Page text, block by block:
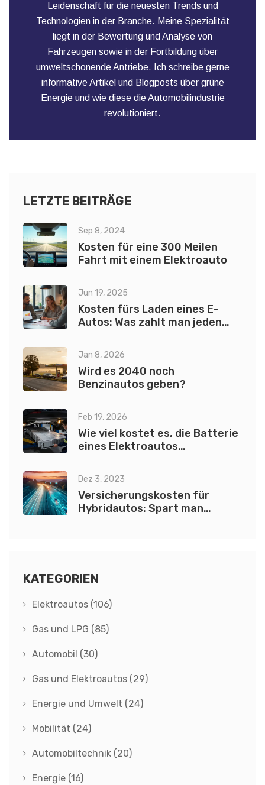
Leidenschaft für die neuesten Trends und
Technologien in der Branche. Meine Spezialität
liegt in der Bewertung und Analyse von
Fahrzeugen sowie in der Fortbildung über
umweltschonende Antriebe. Ich schreibe gerne
informative Artikel und Blogposts über grüne
Energie und wie diese die Automobilindustrie
revolutioniert.
LETZTE BEITRÄGE
Sep 8, 2024
Kosten für eine 300 Meilen
Fahrt mit einem Elektroauto
Jun 19, 2025
Kosten fürs Laden eines E-
Autos: Was zahlt man jeden
Jan 8, 2026
Wird es 2040 noch
Benzinautos geben?
Feb 19, 2026
Wie viel kostet es, die Batterie
eines Elektroautos
Dez 3, 2023
Versicherungskosten für
Hybridautos: Spart man
KATEGORIEN
Elektroautos (106)
Gas und LPG (85)
Automobil (30)
Gas und Elektroautos (29)
Energie und Umwelt (24)
Mobilität (24)
Automobiltechnik (20)
Energie (16)